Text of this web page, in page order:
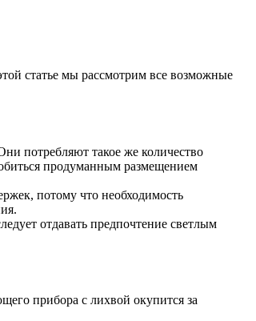
статье мы рассмотрим все возможные
потребляют такое же количество
продуманным размещением
потому что необходимость
отдавать предпочтение светлым
прибора с лихвой окупится за